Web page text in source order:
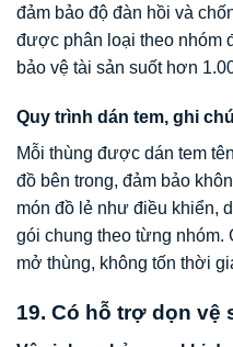
đảm bảo độ đàn hồi và
được phân loại theo nhóm
bảo vệ tài sản suốt hơn
Quy trình dán tem, ghi
Mỗi thùng được dán tem
đồ bên trong, đảm bảo
món đồ lẻ như điều khiển,
gói chung theo từng nhóm.
mở thùng, không tốn thời
19. Có hỗ trợ dọn vệ